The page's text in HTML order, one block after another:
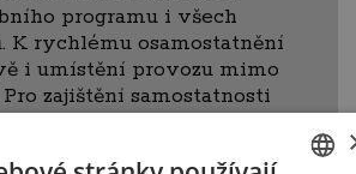
programu i všech
K rychlému osamostatnění
i umístění provozu mimo
zajištění samostatnosti
vzniklé společnosti však